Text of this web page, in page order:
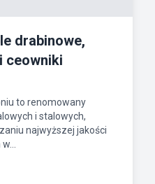
drabinowe,
ceowniki
to renomowany
i stalowych,
najwyższej jakości